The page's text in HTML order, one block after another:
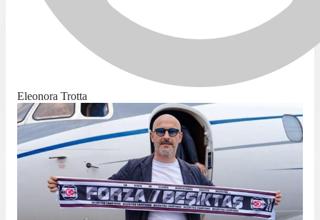
Eleonora Trotta